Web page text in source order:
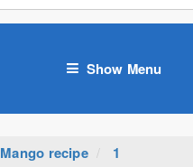
Show Menu
Mango recipe 1